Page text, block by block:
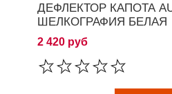
ДЕФЛЕКТОР КАПОТА
ШЕЛКОГРАФИЯ БЕЛАЯ
2 420 руб